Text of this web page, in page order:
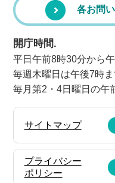
各お問
開庁時間.
平日午前8時30分から
毎週木曜日は午後7時
毎月第2・4日曜日の午
サイトマップ
プライバシー
ポリシー